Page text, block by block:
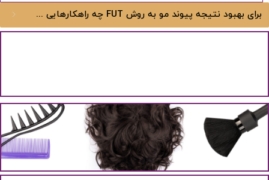
برای بهبود نتیجه پیوند مو به روش FUT چه راهکارهایی وجود دارد؟
نکات قابل توجه در استفاده از پروتز مو
مراقبت از پروتز مو و افزایش طول عمر آن پروتز...